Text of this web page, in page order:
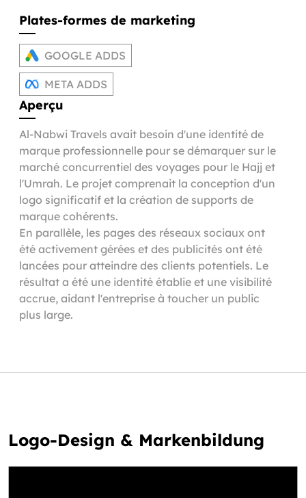
Plates-formes de marketing
GOOGLE ADDS
META ADDS
Aperçu
Al-Nabwi Travels avait besoin d'une identité de
marque professionnelle pour se démarquer sur le
marché concurrentiel des voyages pour le Hajj et
l'Umrah. Le projet comprenait la conception d'un
logo significatif et la création de supports de
marque cohérents.
En parallèle, les pages des réseaux sociaux ont
été activement gérées et des publicités ont été
lancées pour atteindre des clients potentiels. Le
résultat a été une identité établie et une visibilité
accrue, aidant l'entreprise à toucher un public
plus large.
Logo-Design & Markenbildung